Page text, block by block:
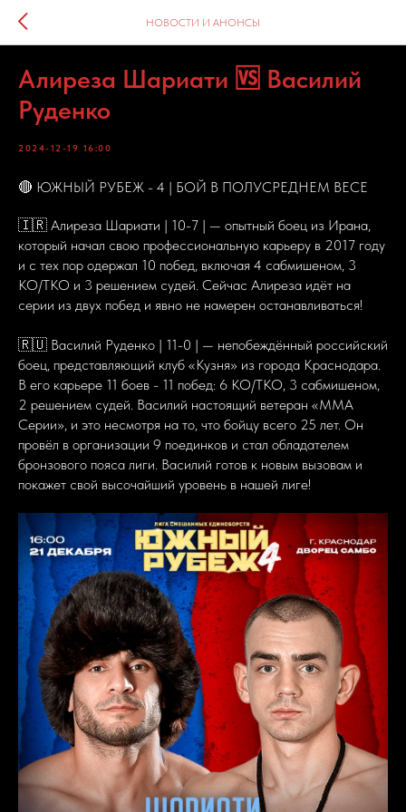
НОВОСТИ И АНОНСЫ
Алиреза Шариати 🆚 Василий
Руденко
2024-12-19 16:00
🔴 ЮЖНЫЙ РУБЕЖ - 4 | БОЙ В ПОЛУСРЕДНЕМ ВЕСЕ
🇮🇷 Алиреза Шариати | 10-7 | — опытный боец из Ирана,
который начал свою профессиональную карьеру в 2017 году
и с тех пор одержал 10 побед, включая 4 сабмишеном, 3
KO/TKO и 3 решением судей. Сейчас Алиреза идёт на
серии из двух побед и явно не намерен останавливаться!
🇷🇺 Василий Руденко | 11-0 | — непобеждённый российский
боец, представляющий клуб «Кузня» из города Краснодара.
В его карьере 11 боев - 11 побед: 6 KO/TKO, 3 сабмишеном,
2 решением судей. Василий настоящий ветеран «ММА
Серии», и это несмотря на то, что бойцу всего 25 лет. Он
провёл в организации 9 поединков и стал обладателем
бронзового пояса лиги. Василий готов к новым вызовам и
покажет свой высочайший уровень в нашей лиге!